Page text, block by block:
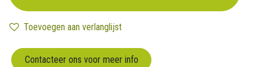
Toevoegen aan verlanglijst
Contacteer ons voor meer info